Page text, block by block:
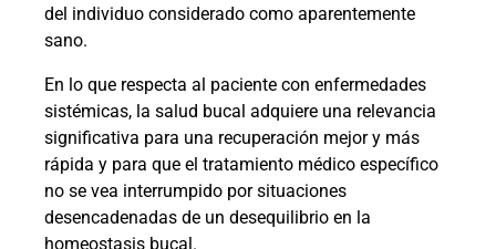
del individuo considerado como aparentemente
sano.
En lo que respecta al paciente con enfermedades
sistémicas, la salud bucal adquiere una relevancia
significativa para una recuperación mejor y más
rápida y para que el tratamiento médico específico
no se vea interrumpido por situaciones
desencadenadas de un desequilibrio en la
homeostasis bucal.